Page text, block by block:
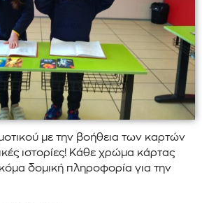
με την βοήθεια των καρτών
ιστορίες! Κάθε χρώμα κάρτας
δομική πληροφορία για την